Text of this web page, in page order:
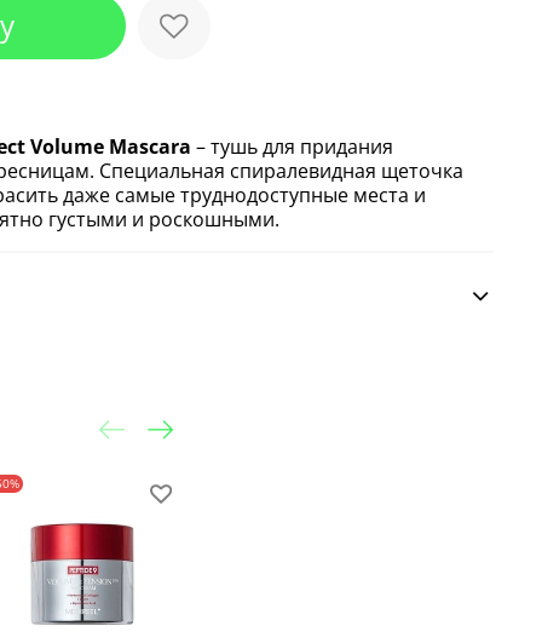
Volume Mascara – тушь для придания
Специальная спиралевидная щеточка
даже самые труднодоступные места и
густыми и роскошными.